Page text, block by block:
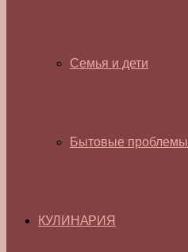
Семья и дети
Бытовые проблемы
КУЛИНАРИЯ